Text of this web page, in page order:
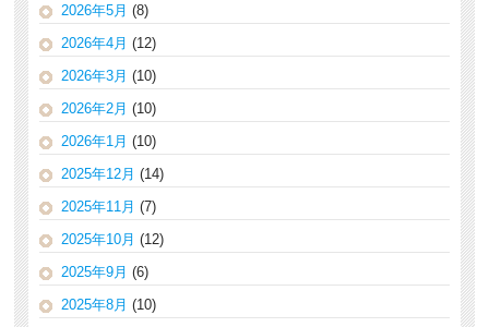
2026年5月 (8)
2026年4月 (12)
2026年3月 (10)
2026年2月 (10)
2026年1月 (10)
2025年12月 (14)
2025年11月 (7)
2025年10月 (12)
2025年9月 (6)
2025年8月 (10)